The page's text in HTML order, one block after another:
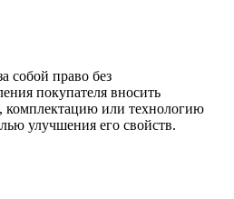
собой право без
покупателя вносить
комплектацию или технологию
улучшения его свойств.